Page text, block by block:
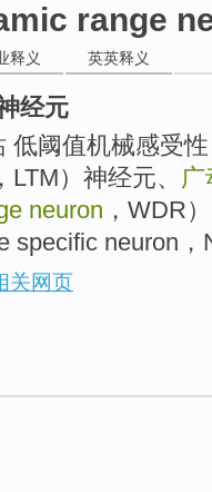
range
释义 英英释义
经元
低阈值机械感受
）神经元、
neuron ，WDR
specific neuron
关网页